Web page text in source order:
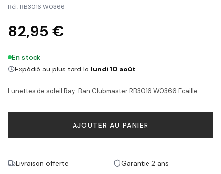
Réf. RB3016 W0366
82,95 €
En stock
Expédié au plus tard le lundi 10 août
Lunettes de soleil Ray-Ban Clubmaster RB3016 W0366 Ecaille
AJOUTER AU PANIER
Livraison offerte
Garantie 2 ans